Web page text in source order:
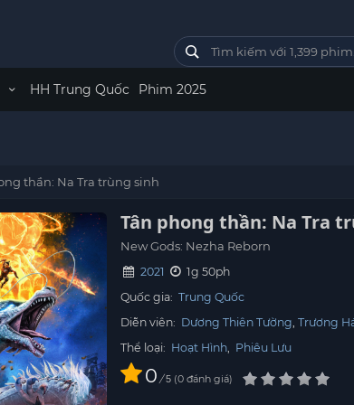
HH Trung Quốc Phim 2025
thần: Na Tra trùng sinh
Tân phong thần: Na Tra
New Gods: Nezha Reborn
2021
1g 50ph
Quốc gia: Trung Quốc
Diễn viên: Dương Thiên Tường Trương
Thể loại: Hoạt Hình, Phiêu Lưu
0 / 5 0 đánh giá